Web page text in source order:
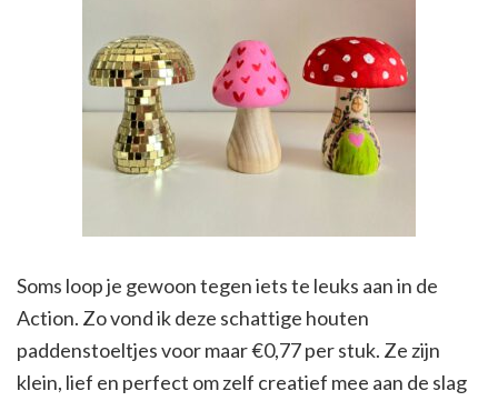
Soms loop je gewoon tegen iets te leuks aan in de
Action. Zo vond ik deze schattige houten
paddenstoeltjes voor maar €0,77 per stuk. Ze zijn
klein, lief en perfect om zelf creatief mee aan de slag